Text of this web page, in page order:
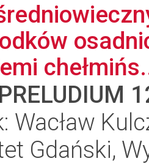
PRELUDIUM
Wacław
Gdański,